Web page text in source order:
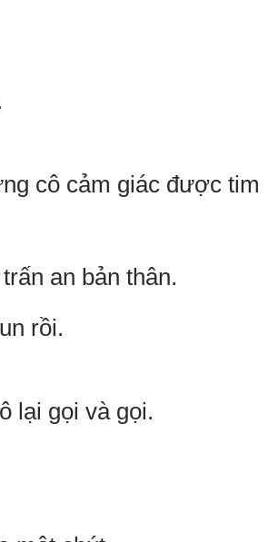
cô cảm giác được tim
an bản thân.
rồi.
lại gọi và gọi.